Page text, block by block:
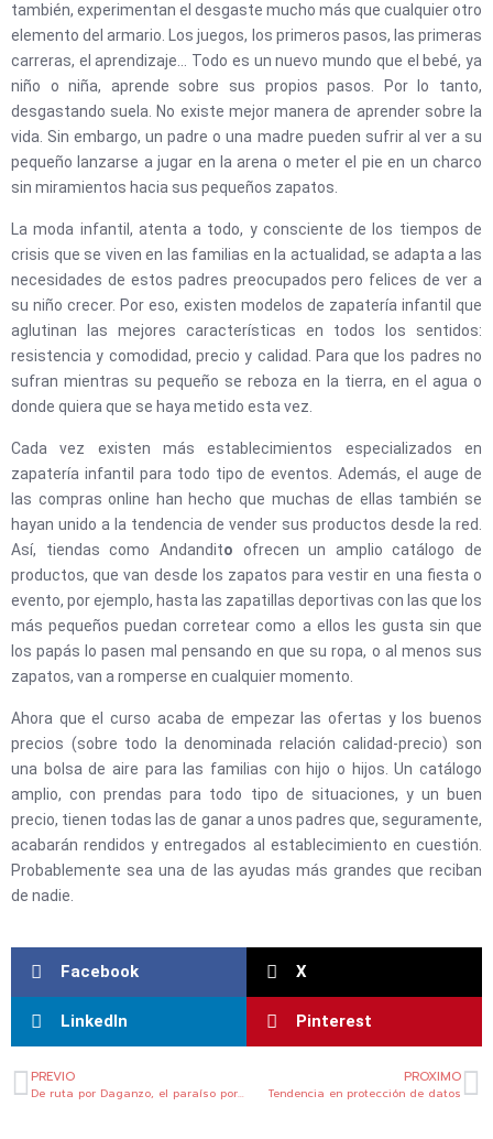
también, experimentan el desgaste mucho más que cualquier otro
elemento del armario. Los juegos, los primeros pasos, las primeras
carreras, el aprendizaje… Todo es un nuevo mundo que el bebé, ya
niño o niña, aprende sobre sus propios pasos. Por lo tanto,
desgastando suela. No existe mejor manera de aprender sobre la
vida. Sin embargo, un padre o una madre pueden sufrir al ver a su
pequeño lanzarse a jugar en la arena o meter el pie en un charco
sin miramientos hacia sus pequeños zapatos.
La moda infantil, atenta a todo, y consciente de los tiempos de
crisis que se viven en las familias en la actualidad, se adapta a las
necesidades de estos padres preocupados pero felices de ver a
su niño crecer. Por eso, existen modelos de zapatería infantil que
aglutinan las mejores características en todos los sentidos:
resistencia y comodidad, precio y calidad. Para que los padres no
sufran mientras su pequeño se reboza en la tierra, en el agua o
donde quiera que se haya metido esta vez.
Cada vez existen más establecimientos especializados en
zapatería infantil para todo tipo de eventos. Además, el auge de
las compras online han hecho que muchas de ellas también se
hayan unido a la tendencia de vender sus productos desde la red.
Así, tiendas como Andandito ofrecen un amplio catálogo de
productos, que van desde los zapatos para vestir en una fiesta o
evento, por ejemplo, hasta las zapatillas deportivas con las que los
más pequeños puedan corretear como a ellos les gusta sin que
los papás lo pasen mal pensando en que su ropa, o al menos sus
zapatos, van a romperse en cualquier momento.
Ahora que el curso acaba de empezar las ofertas y los buenos
precios (sobre todo la denominada relación calidad-precio) son
una bolsa de aire para las familias con hijo o hijos. Un catálogo
amplio, con prendas para todo tipo de situaciones, y un buen
precio, tienen todas las de ganar a unos padres que, seguramente,
acabarán rendidos y entregados al establecimiento en cuestión.
Probablemente sea una de las ayudas más grandes que reciban
de nadie.
Facebook X
LinkedIn Pinterest
Ant
PREVIO
De ruta por Daganzo, el paraíso por descubrir
PROXIMO
Tendencia en protección de datos